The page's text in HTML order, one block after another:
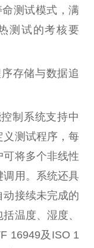
测试模式，满
测试的考核要
存储与数据追
制系统支持中
义测试程序，每
将多个非线性
用。系统还具
接续未完成的
温度、湿度、
16949及ISO 1